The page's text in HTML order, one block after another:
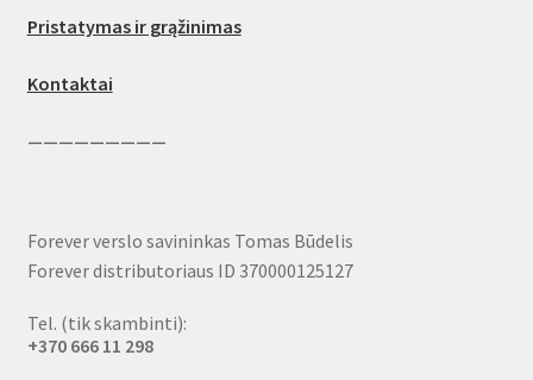
Pristatymas ir grąžinimas
Kontaktai
—————————
Forever verslo savininkas Tomas Būdelis
Forever distributoriaus ID 370000125127
Tel. (tik skambinti):
+370 666 11 298